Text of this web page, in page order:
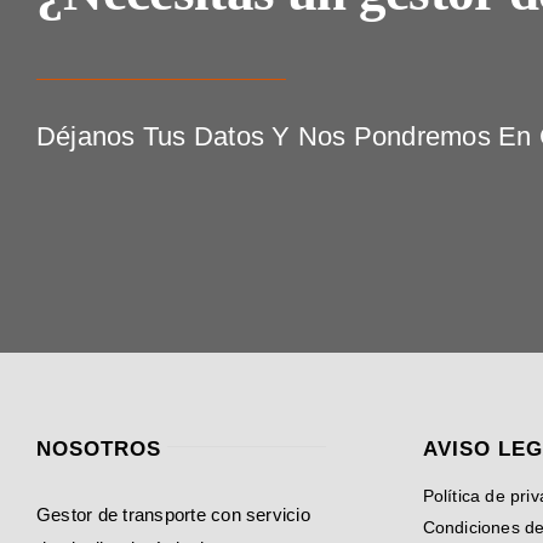
Déjanos Tus Datos Y Nos Pondremos
NOSOTROS
Gestor de transporte con servicio
AVISO
Política de
Condiciones